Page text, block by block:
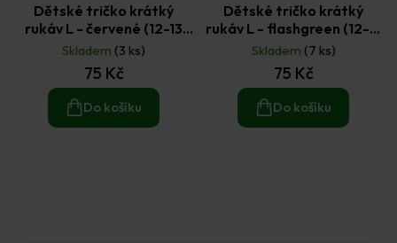
Dětské tričko krátký
rukáv L - červené (12-13
let)
Skladem (3 ks)
75 Kč
Do košíku
Dětské tričko krátký
rukáv L - flashgreen (12-13
let)
Skladem (7 ks)
75 Kč
Do košíku